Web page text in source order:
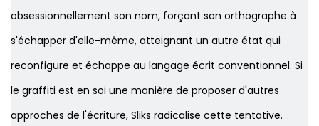
obsessionnellement son nom, forçant son orthographe à
s'échapper d'elle-même, atteignant un autre état qui
reconfigure et échappe au langage écrit conventionnel. Si
le graffiti est en soi une manière de proposer d'autres
approches de l'écriture, Sliks radicalise cette tentative.